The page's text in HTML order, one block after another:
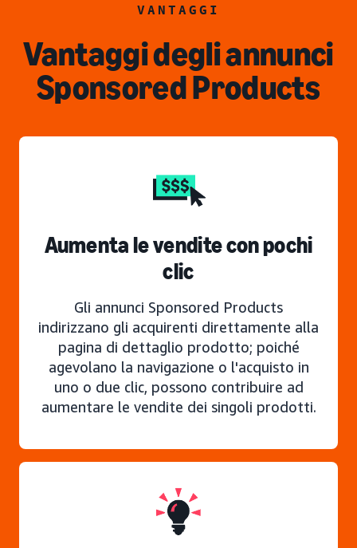
VANTAGGI
Vantaggi degli annunci
Sponsored Products
Aumenta le vendite con pochi
clic
Gli annunci Sponsored Products
indirizzano gli acquirenti direttamente alla
pagina di dettaglio prodotto; poiché
agevolano la navigazione o l'acquisto in
uno o due clic, possono contribuire ad
aumentare le vendite dei singoli prodotti.